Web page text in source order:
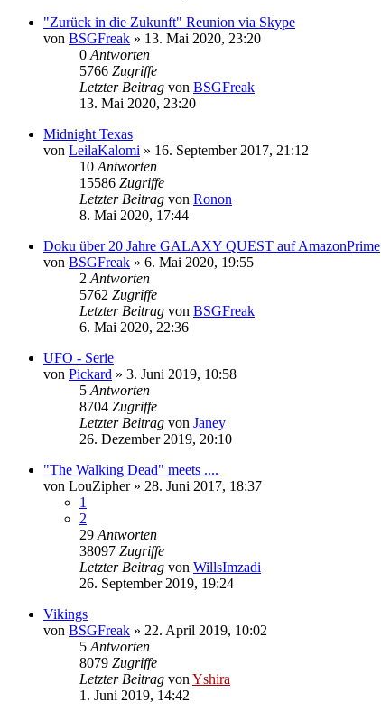
"Zurück in die Zukunft" Reunion via Skype
von BSGFreak » 13. Mai 2020, 23:20
0 Antworten
5766 Zugriffe
Letzter Beitrag von BSGFreak
13. Mai 2020, 23:20
Midnight Texas
von LeilaKalomi » 16. September 2017, 21:12
10 Antworten
15586 Zugriffe
Letzter Beitrag von Ronon
8. Mai 2020, 17:44
Doku über 20 Jahre GALAXY QUEST auf AmazonPrime
von BSGFreak » 6. Mai 2020, 19:55
2 Antworten
5762 Zugriffe
Letzter Beitrag von BSGFreak
6. Mai 2020, 22:36
UFO - Serie
von Pickard » 3. Juni 2019, 10:58
5 Antworten
8704 Zugriffe
Letzter Beitrag von Janey
26. Dezember 2019, 20:10
"The Walking Dead" meets ....
von LouZipher» 28. Juni 2017, 18:37
1
2
29 Antworten
38097 Zugriffe
Letzter Beitrag von WillsImzadi
26. September 2019, 19:24
Vikings
von BSGFreak » 22. April 2019, 10:02
5 Antworten
8079 Zugriffe
Letzter Beitrag von Yshira
1. Juni 2019, 14:42